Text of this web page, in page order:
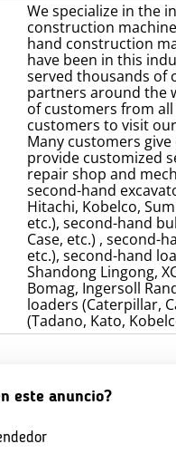
We specialize in the
construction
hand construction
have been in this
served thousands of
partners around the
of customers from
customers to visit
Many customers
provide customized
repair shop and
second-hand
Hitachi, Kobelco,
etc.), second-hand
Case, etc.) , second-
etc.), second-hand
Shandong Lingong,
Bomag, Ingersoll
loaders (Caterpillar,
(Tadano, Kato,
este anuncio?